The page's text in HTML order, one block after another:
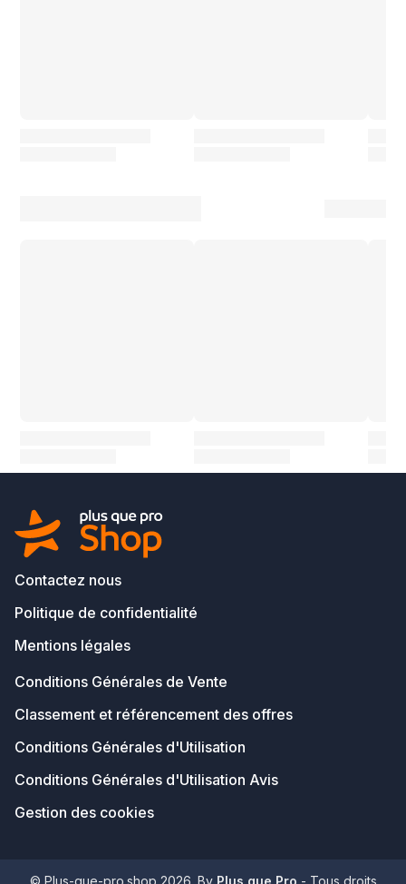
Contactez nous
Politique de confidentialité
Mentions légales
Conditions Générales de Vente
Classement et référencement des offres
Conditions Générales d'Utilisation
Conditions Générales d'Utilisation Avis
Gestion des cookies
© Plus-que-pro.shop 2026. By Plus que Pro - Tous droits